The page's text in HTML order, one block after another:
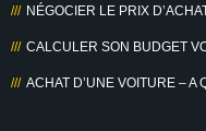
NÉGOCIER LE PRIX
CALCULER SON BUDGET
ACHAT D’UNE VOITURE – A